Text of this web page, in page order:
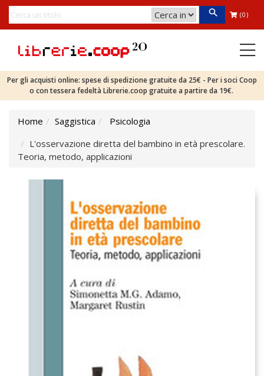
(0)
Per gli acquisti online: spese di spedizione gratuite da 25€ - Per i soci Coop
o con tessera fedeltà Librerie.coop gratuite a partire da 19€.
Home Saggistica
Psicologia
L'osservazione diretta del bambino in età prescolare.
Teoria, metodo, applicazioni